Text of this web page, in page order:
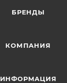
БРЕНДЫ
КОМПАНИЯ
ИНФОРМАЦИЯ